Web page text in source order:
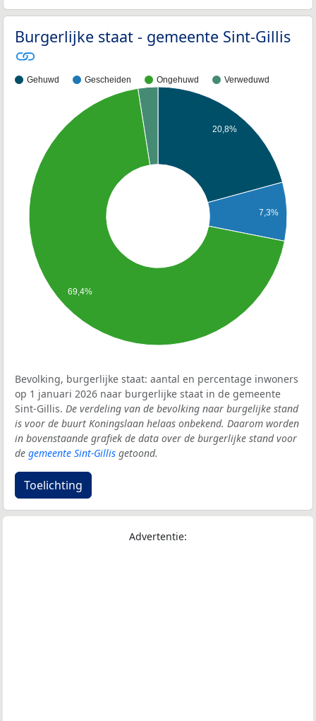
Burgerlijke staat - gemeente Sint-Gillis
Gehuwd Gescheiden Ongehuwd Verweduwd
20,8%
7,3%
69,4%
Bevolking, burgerlijke staat: aantal en percentage inwoners
op 1 januari 2026 naar burgerlijke staat in de gemeente
Sint-Gillis. De verdeling van de bevolking naar burgelijke stand
is voor de buurt Koningslaan helaas onbekend. Daarom worden
in bovenstaande grafiek de data over de burgerlijke stand voor
de gemeente Sint-Gillis getoond.
Toelichting
Advertentie: